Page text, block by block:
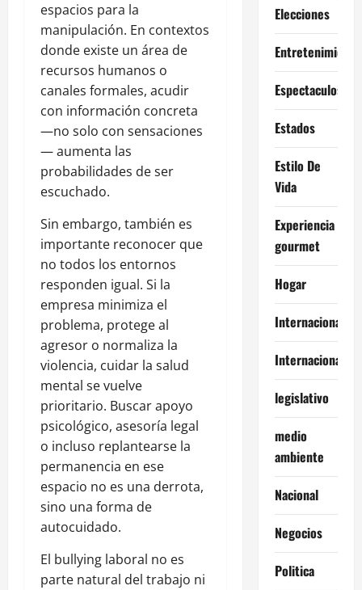
espacios para la
manipulación. En contextos
donde existe un área de
recursos humanos o
canales formales, acudir
con información concreta
—no solo con sensaciones
— aumenta las
probabilidades de ser
escuchado.
Sin embargo, también es
importante reconocer que
no todos los entornos
responden igual. Si la
empresa minimiza el
problema, protege al
agresor o normaliza la
violencia, cuidar la salud
mental se vuelve
prioritario. Buscar apoyo
psicológico, asesoría legal
o incluso replantearse la
permanencia en ese
espacio no es una derrota,
sino una forma de
autocuidado.
El bullying laboral no es
parte natural del trabajo ni
Elecciones
Entretenimiento
Espectaculos
Estados
Estilo De
Vida
Experiencia
gourmet
Hogar
Internacional
Internacionales
legislativo
medio
ambiente
Nacional
Negocios
Politica